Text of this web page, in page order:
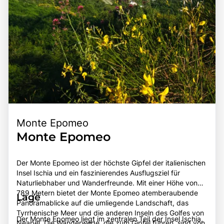
Monte Epomeo
Monte Epomeo
Der Monte Epomeo ist der höchste Gipfel der italienischen
Insel Ischia und ein faszinierendes Ausflugsziel für
Naturliebhaber und Wanderfreunde. Mit einer Höhe von
789 Metern bietet der Monte Epomeo atemberaubende
Panoramablicke auf die umliegende Landschaft, das
Tyrrhenische Meer und die anderen Inseln des Golfes von
Lage
Der Monte Epomeo liegt im zentralen Teil der Insel Ischia,